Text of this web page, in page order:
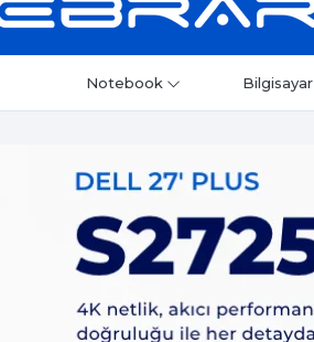
Notebook Bilgisayar